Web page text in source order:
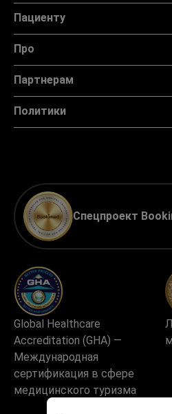
Пациенту
Про
Партнерам
Политики
Спецпроект
Global Healthcare
Accreditation (GHA) —
Международная
сертификация в сфере
медицинского туризма